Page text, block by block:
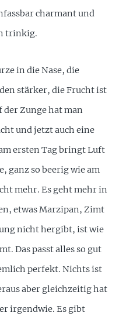
charmant und
trinkig.
in die Nase, die
stärker, die Frucht ist
der Zunge hat man
und jetzt auch eine
ersten Tag bringt Luft
ganz so beerig wie am
mehr. Es geht mehr in
etwas Marzipan, Zimt
nicht hergibt, ist wie
Das passt alles so gut
perfekt. Nichts ist
aber gleichzeitig hat
irgendwie. Es gibt